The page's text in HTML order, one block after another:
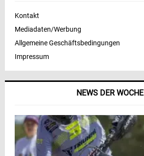
NEWS DER WOCHE
Kontakt
Mediadaten/Werbung
Allgemeine Geschäftsbedingungen
Impressum